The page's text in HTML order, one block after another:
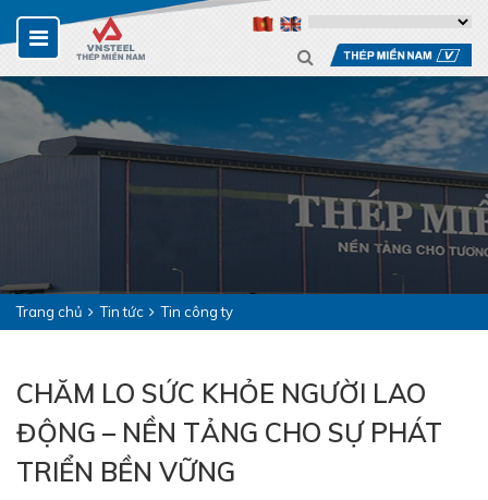
Trang chủ Tin tức Tin công ty
CHĂM LO SỨC KHỎE NGƯỜI LAO
ĐỘNG – NỀN TẢNG CHO SỰ PHÁT
TRIỂN BỀN VỮNG